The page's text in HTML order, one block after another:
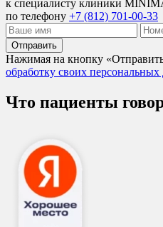
к специалисту клиники
по телефону +7 (812) 701-00-33
Отправить
Нажимая на кнопку
обработку своих
Что пациенты